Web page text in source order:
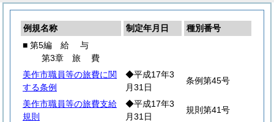
例規名称 制定年月日
種別番号
■ 第5編 給 与
第3章 旅費
美作市職員等の旅費に関
する条例
◆平成17年3
月31日
条例第45号
美作市職員等の旅費支給
規則
◆平成17年3
月31日
規則第41号